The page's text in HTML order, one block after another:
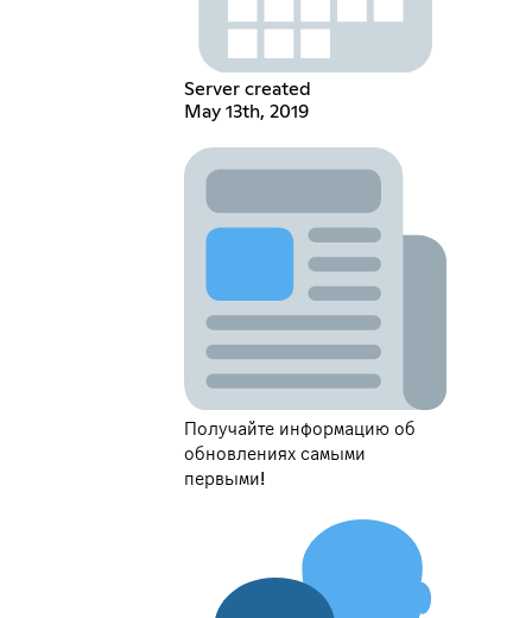
Server created
May 13th, 2019
Получайте информацию об
обновлениях самыми
первыми!